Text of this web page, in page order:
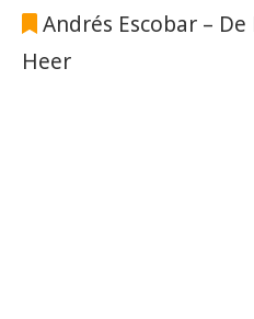
Andrés Escobar –
Heer